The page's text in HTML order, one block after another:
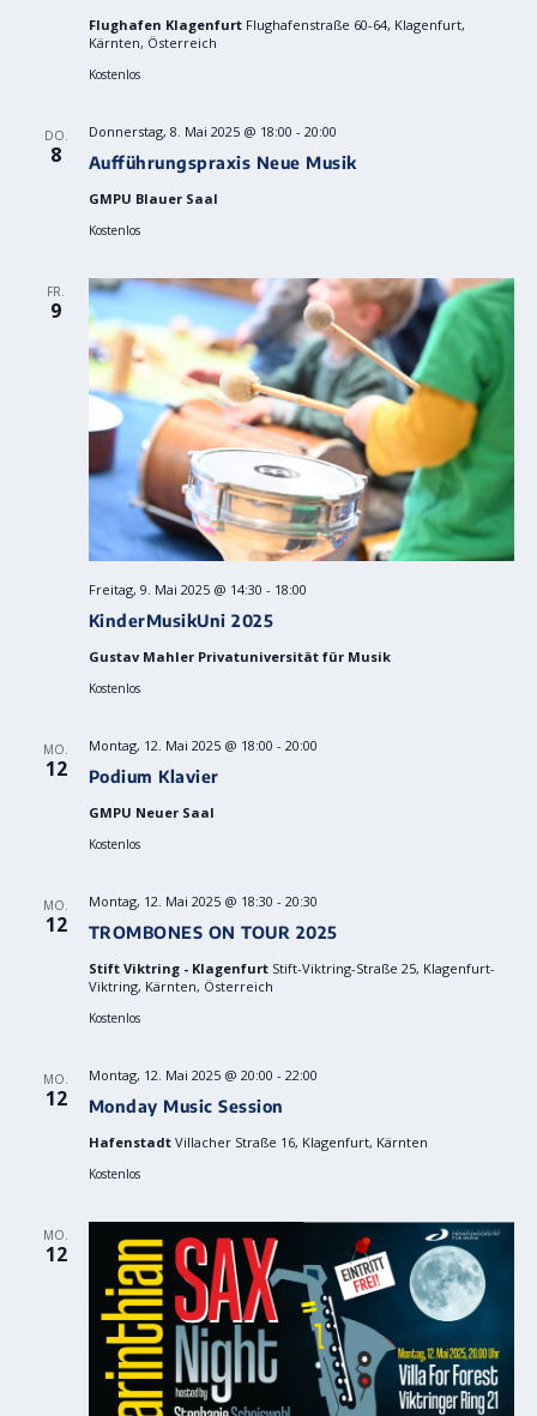
Flughafen Klagenfurt Flughafenstraße 60-64, Klagenfurt,
Kärnten, Österreich
Kostenlos
DO.
8 Aufführungspraxis Neue Musik
Donnerstag, 8. Mai 2025 @ 18:00 - 20:00
GMPU Blauer Saal
Kostenlos
FR.
9
KinderMusikUni 2025
Freitag, 9. Mai 2025 @ 14:30 - 18:00
Gustav Mahler Privatuniversität für Musik
Kostenlos
MO.
12 Podium Klavier
Montag, 12. Mai 2025 @ 18:00 - 20:00
GMPU Neuer Saal
Kostenlos
MO.
12 TROMBONES ON TOUR 2025
Montag, 12. Mai 2025 @ 18:30 - 20:30
Stift Viktring - Klagenfurt Stift-Viktring-Straße 25, Klagenfurt-
Viktring, Kärnten, Österreich
Kostenlos
MO.
12 Monday Music Session
Montag, 12. Mai 2025 @ 20:00 - 22:00
Hafenstadt Villacher Straße 16, Klagenfurt, Kärnten
Kostenlos
MO.
12